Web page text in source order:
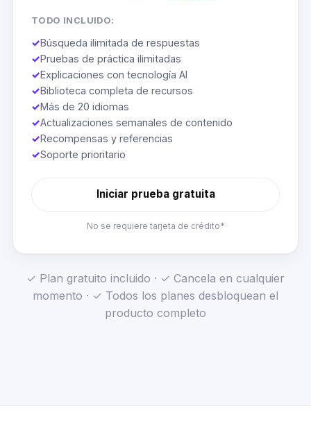
TODO INCLUIDO:
✓Búsqueda ilimitada de respuestas
✓Pruebas de práctica ilimitadas
✓Explicaciones con tecnología AI
✓Biblioteca completa de recursos
✓Más de 20 idiomas
✓Actualizaciones semanales de contenido
✓Recompensas y referencias
✓Soporte prioritario
Iniciar prueba gratuita
No se requiere tarjeta de crédito*
✓ Plan gratuito incluido · ✓ Cancela en cualquier
momento · ✓ Todos los planes desbloquean el
producto completo